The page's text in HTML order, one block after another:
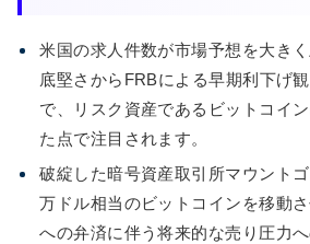
米国の求人件数が市場予想を大き
底堅さからFRBによる早期利下げ
で、リスク資産であるビットコイ
た点で注目されます。
破綻した暗号資産取引所マウント
万ドル相当のビットコインを移動
への弁済に伴う将来的な売り圧力